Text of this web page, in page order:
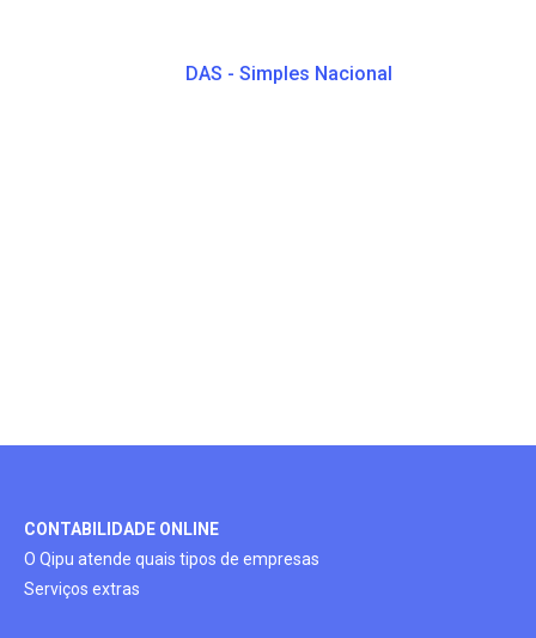
DAS - Simples Nacional
CONTABILIDADE ONLINE
O Qipu atende quais tipos de empresas
Serviços extras